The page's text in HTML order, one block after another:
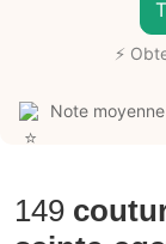
⚡
Note
149